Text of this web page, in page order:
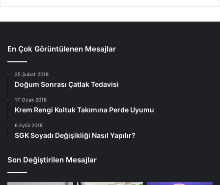
En Çok Görüntülenen Mesajlar
25 Şubat 2018
Doğum Sonrası Çatlak Tedavisi
17 Ocak 2018
Krem Rengi Koltuk Takımına Perde Uyumu
6 Eylül 2018
SGK Soyadı Değişikliği Nasıl Yapılır?
Son Değiştirilen Mesajlar